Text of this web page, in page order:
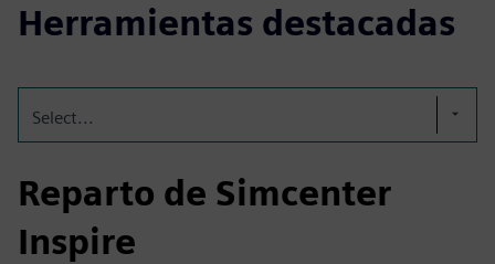
Herramientas destacadas
Select...
Reparto de Simcenter
Inspire